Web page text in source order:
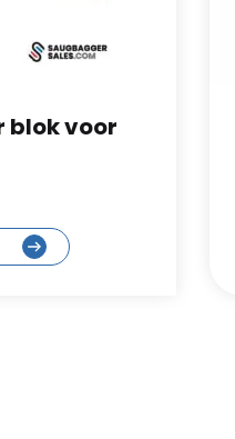
blok voor